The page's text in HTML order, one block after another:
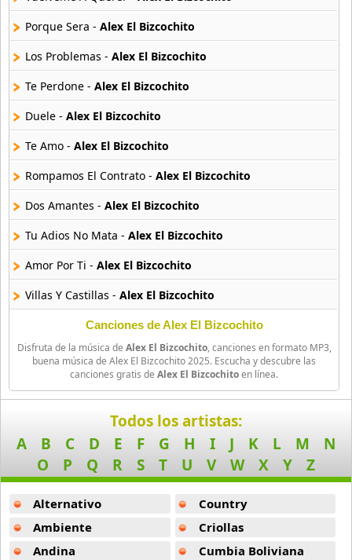
12 músicas online
145 músicas online
Binomio de Oro de America
40 músicas online
Carlos y Alejandra
16 músicas online
Chili Fernandez
14 músicas online
Cromo X
10 músicas online
Daniel Santa Cruz
15 músicas online
Daniel Segura
6 músicas online
El Chaval
El Danny
10 músicas online
Porque Sera - Alex El Bizcochito
Los Problemas - Alex El Bizcochito
Te Perdone - Alex El Bizcochito
Duele - Alex El Bizcochito
Te Amo - Alex El Bizcochito
Rompamos El Contrato - Alex El Bizcochito
Dos Amantes - Alex El Bizcochito
Tu Adios No Mata - Alex El Bizcochito
Amor Por Ti - Alex El Bizcochito
Villas Y Castillas - Alex El Bizcochito
Canciones de Alex El Bizcochito
Disfruta de la música de Alex El Bizcochito, canciones en formato MP3,
buena música de Alex El Bizcochito 2025. Escucha y descubre las
canciones gratis de Alex El Bizcochitoen línea.
Todos los artistas:
A
B C D E F G H I J K L M
N
O
P Q R S T U V W X Y Z
Alternativo
Ambiente
Andina
Country
Criollas
Cumbia Boliviana